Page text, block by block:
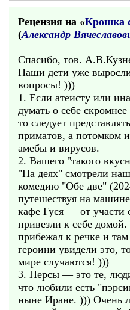
Рецензия на «Крошка
(Александр
Спасибо, тов.
Наши дети уже
вопросы! )))
1. Если атеисту или
думать о себе
то следует
приматов, а потомком
амебы и вирусов.
2. Вашего "такого
"На деях" смотрели
комедию "Обе две"
путешествуя на
кафе Гуся — от
привезли к себе
прибежал к речке и
героини увидели это,
мире случаются! )))
3. Персы — это те,
что любили есть
ныне Иране. ))) Очень